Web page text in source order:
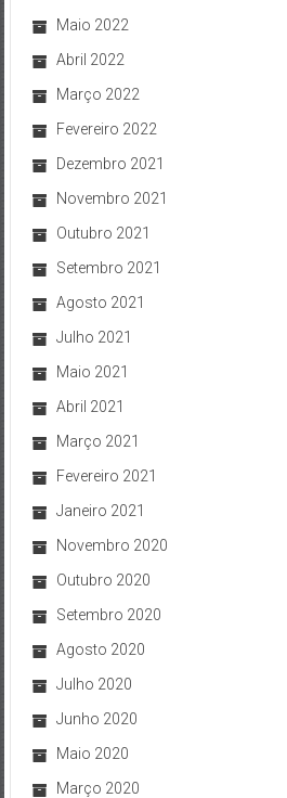
Maio 2022
Abril 2022
Março 2022
Fevereiro 2022
Dezembro 2021
Novembro 2021
Outubro 2021
Setembro 2021
Agosto 2021
Julho 2021
Maio 2021
Abril 2021
Março 2021
Fevereiro 2021
Janeiro 2021
Novembro 2020
Outubro 2020
Setembro 2020
Agosto 2020
Julho 2020
Junho 2020
Maio 2020
Março 2020